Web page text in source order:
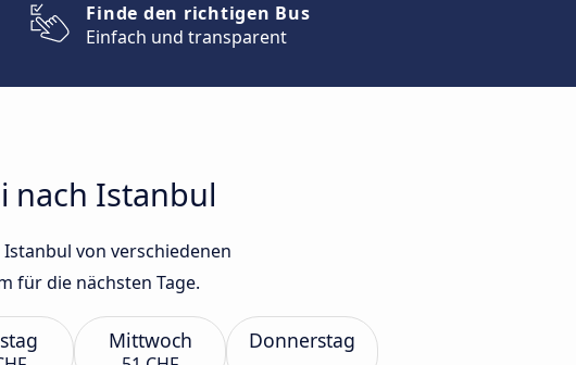
Finde den richtigen Bus
Einfach und transparent
nach Istanbul
von verschiedenen
für die nächsten Tage.
Mittwoch Donnerstag